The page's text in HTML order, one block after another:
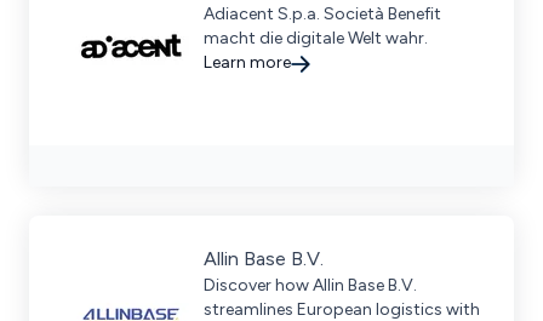
Adiacent S.p.a. Società Benefit
macht die digitale Welt wahr.
Learn more
Allin Base B.V.
Discover how Allin Base B.V.
streamlines European logistics with